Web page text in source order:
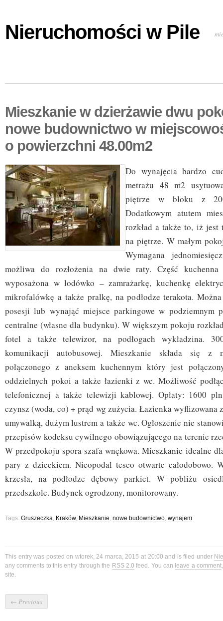
Nieruchomości w Pile
Mieszkanie w dzierżawie dwu
nowe budownictwo w
o powierzchni 48.00m2
Do wynajęcia bardzo
metrażu 48 m2
piętrze w bloku z
Dodatkowym atutem
rozkład a także to, iż jest
na piętrze. W małym
Wymagana
możliwa do rozłożenia na dwie raty. Część kuchenna
wyposażona w lodówko – zamrażarkę, kuchenkę
mikrofalówkę a także pralkę, na podłodze terakota.
posesji lub wynająć miejsce parkingowe w podziemnym
centralne (własne dla budynku). W większym pokoju
fotel a także telewizor, na podłogach wykładzina.
komunikacji autobusowej. Mieszkanie składa się z
połączonego z aneksem kuchennym który jest
oddzielnych pokoi a także łazienki z wc. Możliwość
telefonicznej a także telewizji kablowej. Opłaty: 1600
czynsz (woda, co) + prąd wg zużycia. Łazienka wyflizowana
umywalką, dużym lustrem a także wc. Ogłoszenie nie
przepisów kodeksu cywilnego obowiązującego na terenie
W przedpokoju spora szafa wnękowa. Mieszkanie idealne
pary z dzieckiem. Nieopodal tesco otwarte całodobowo.
krzesła, na podłodze dębowy parkiet. W pobliżu
przedszkole. Budynek ogrodzony, monitorowany.
Tags: Gruszeczka, Kraków, Mieszkanie, nowe budownictwo, wynajem
This entry was posted on wtorek, 24 marca, 2015 at 20:00 and is filed under
any comments to this entry through the RSS 2.0 feed. You can leave a comment
site.
← Previous